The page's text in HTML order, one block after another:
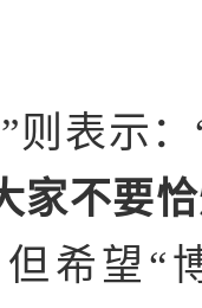
”则表示：
家不要
希望“